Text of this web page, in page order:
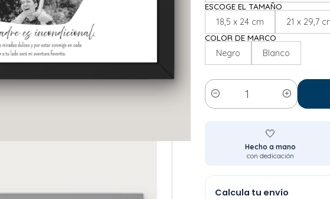
ESCOGE EL TAMAÑO
18,5 x 24 cm 21 x 29,7
COLOR DE MARCO
Negro Blanco
Cantidad
🤍
Hecho a mano
con dedicación
Calcula tu envío